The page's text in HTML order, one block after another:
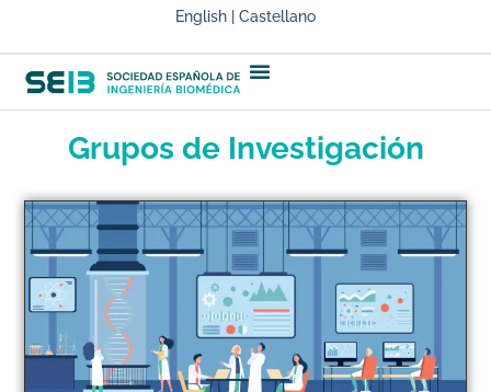
English | Castellano
Grupos de Investigación